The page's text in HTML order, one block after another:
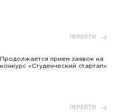
ПЕРЕЙТИ
Продолжается прием заявок на
конкурс «Студенческий стартап»
ПЕРЕЙТИ